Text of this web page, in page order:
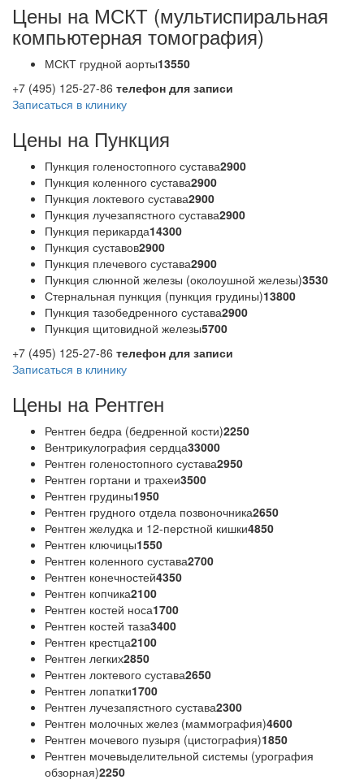
Цены на МСКТ (мультиспиральная
компьютерная томография)
МСКТ грудной аорты13550
+7 (495) 125-27-86 телефон для записи
Записаться в клинику
Цены на Пункция
Пункция голеностопного сустава2900
Пункция коленного сустава2900
Пункция локтевого сустава2900
Пункция лучезапястного сустава2900
Пункция перикарда14300
Пункция суставов2900
Пункция плечевого сустава2900
Пункция слюнной железы (околоушной железы)3530
Стернальная пункция (пункция грудины)13800
Пункция тазобедренного сустава2900
Пункция щитовидной железы5700
+7 (495) 125-27-86 телефон для записи
Записаться в клинику
Цены на Рентген
Рентген бедра (бедренной кости)2250
Вентрикулография сердца33000
Рентген голеностопного сустава2950
Рентген гортани и трахеи3500
Рентген грудины1950
Рентген грудного отдела позвоночника2650
Рентген желудка и 12-перстной кишки4850
Рентген ключицы1550
Рентген коленного сустава2700
Рентген конечностей4350
Рентген копчика2100
Рентген костей носа1700
Рентген костей таза3400
Рентген крестца2100
Рентген легких2850
Рентген локтевого сустава2650
Рентген лопатки1700
Рентген лучезапястного сустава2300
Рентген молочных желез (маммография)4600
Рентген мочевого пузыря (цистография)1850
Рентген мочевыделительной системы (урография
обзорная)2250